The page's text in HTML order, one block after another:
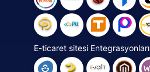
E-ticaret sitesi Entegrasyonları